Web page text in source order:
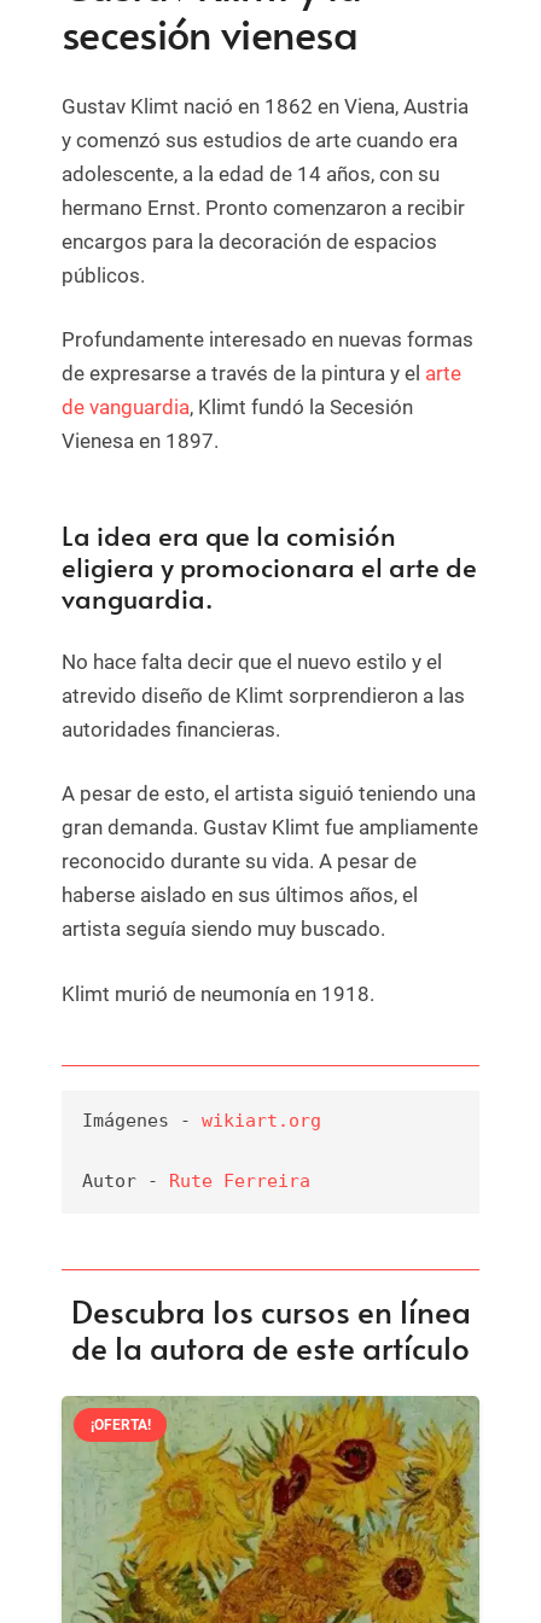
secesión vienesa
Gustav Klimt nació en 1862 en Viena, Austria
y comenzó sus estudios de arte cuando era
adolescente, a la edad de 14 años, con su
hermano Ernst. Pronto comenzaron a recibir
encargos para la decoración de espacios
públicos.
Profundamente interesado en nuevas formas
de expresarse a través de la pintura y el arte
de vanguardia, Klimt fundó la Secesión
Vienesa en 1897.
La idea era que la comisión
eligiera y promocionara el arte de
vanguardia.
No hace falta decir que el nuevo estilo y el
atrevido diseño de Klimt sorprendieron a las
autoridades financieras.
A pesar de esto, el artista siguió teniendo una
gran demanda. Gustav Klimt fue ampliamente
reconocido durante su vida. A pesar de
haberse aislado en sus últimos años, el
artista seguía siendo muy buscado.
Klimt murió de neumonía en 1918.
Imágenes - wikiart.org
Autor - Rute Ferreira
Descubra los cursos en línea
de la autora de este artículo
¡OFERTA!